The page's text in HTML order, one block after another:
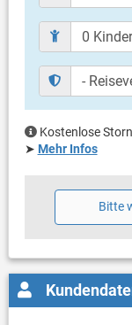
Kostenlose
➤ Mehr Infos
Bitte